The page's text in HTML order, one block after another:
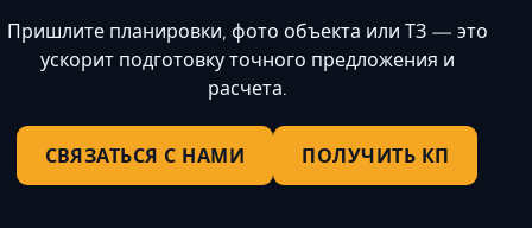
Пришлите планировки, фото объекта или ТЗ — это
ускорит подготовку точного предложения и
расчета.
СВЯЗАТЬСЯ С НАМИ ПОЛУЧИТЬ КП